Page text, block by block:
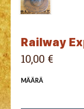
Railway
10,00 €
MÄÄRÄ